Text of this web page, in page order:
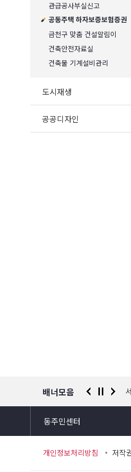
관급공사부실신고
공동주택 하자보증보험증권
금천구 맞춤 건설알림이
건축안전자료실
건축물 기계설비관리
도시재생
공공디자인
배너모음
경찰청 유실물 통합포털
동주민센터
개인정보처리방침 저작